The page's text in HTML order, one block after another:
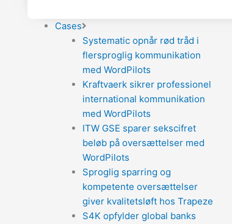
Cases
Systematic opnår rød tråd i
flersproglig kommunikation
med WordPilots
Kraftvaerk sikrer professionel
international kommunikation
med WordPilots
ITW GSE sparer sekscifret
beløb på oversættelser med
WordPilots
Sproglig sparring og
kompetente oversættelser
giver kvalitetsløft hos Trapeze
S4K opfylder global banks